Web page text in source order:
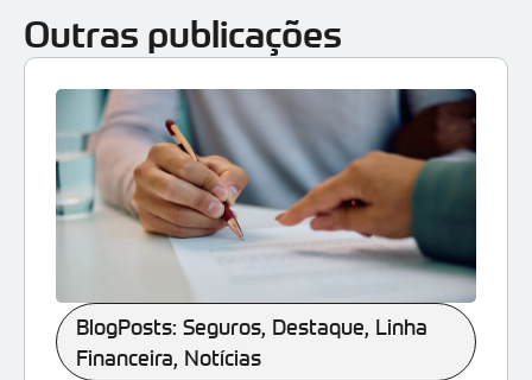
Outras publicações
BlogPosts: Seguros, Destaque, Linha
Financeira, Notícias